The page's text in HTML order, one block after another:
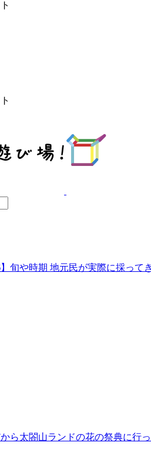
旬や時期 地元民が実際に採って
から太閤山ランドの花の祭典に行